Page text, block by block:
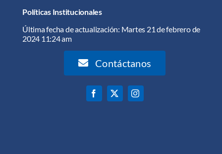
Políticas Institucionales
Última fecha de actualización: Martes 21 de febrero de
2024 11:24 am
Contáctanos